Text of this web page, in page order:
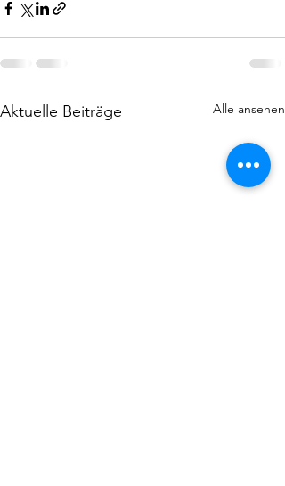
Aktuelle Beiträge Alle ansehen